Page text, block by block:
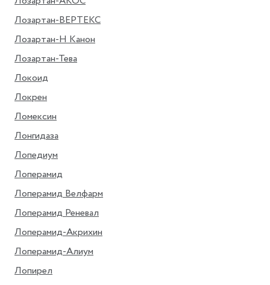
Лозартан-ВЕРТЕКС
Лозартан-Н Канон
Лозартан-Тева
Локоид
Локрен
Ломексин
Лонгидаза
Лопедиум
Лоперамид
Лоперамид Велфарм
Лоперамид Реневал
Лоперамид-Акрихин
Лоперамид-Алиум
Лопирел